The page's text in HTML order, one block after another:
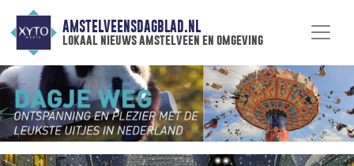
AMSTELVEENSDAGBLAD.NL
lokaal nieuws amstelveen en omgeving